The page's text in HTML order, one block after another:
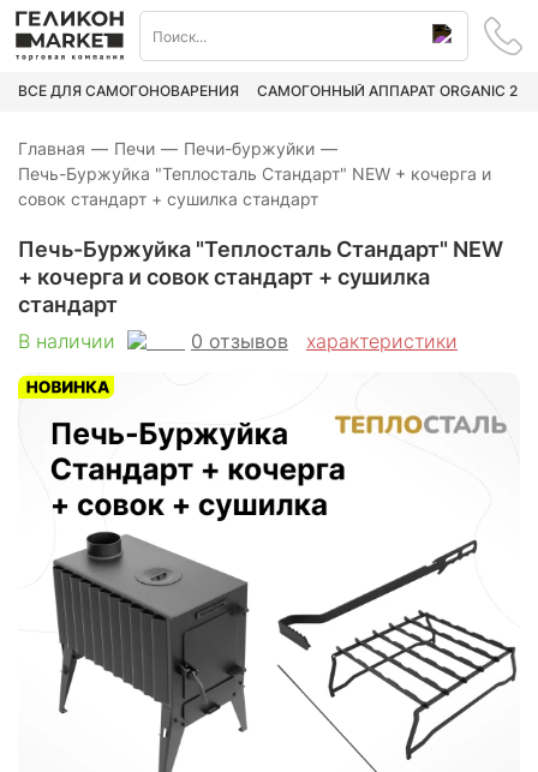
ВСЁ ДЛЯ САМОГОНОВАРЕНИЯ САМОГОННЫЙ АППАРАТ ORGANIC 2
Главная — Печи — Печи-буржуйки —
Печь-Буржуйка "Теплосталь Стандарт" NEW + кочерга и
совок стандарт + сушилка стандарт
Печь-Буржуйка "Теплосталь Стандарт" NEW
+ кочерга и совок стандарт + сушилка
стандарт
В наличии 0 отзывов характеристики